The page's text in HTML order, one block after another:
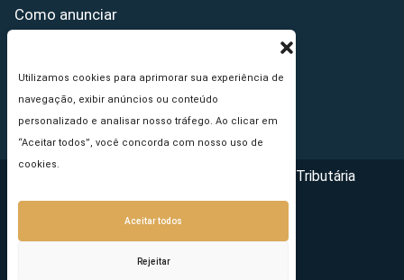
Utilizamos cookies para aprimorar sua experiência de
navegação, exibir anúncios ou conteúdo
personalizado e analisar nosso tráfego. Ao clicar em
“Aceitar todos”, você concorda com nosso uso de
cookies.
Aceitar todos
Rejeitar
Como anunciar
Princípios Editoriais
Copyright © 2026 - Portal da Reforma Tributária